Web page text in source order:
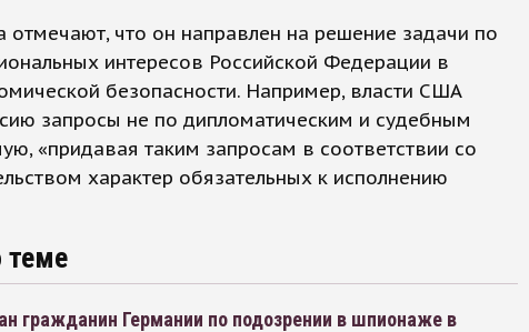
отмечают, что он направлен на решение задачи по
интересов Российской Федерации в
безопасности. Например, власти США
запросы не по дипломатическим и судебным
«придавая таким запросам в соответствии со
характер обязательных к исполнению
теме
гражданин Германии по подозрении в шпионаже в